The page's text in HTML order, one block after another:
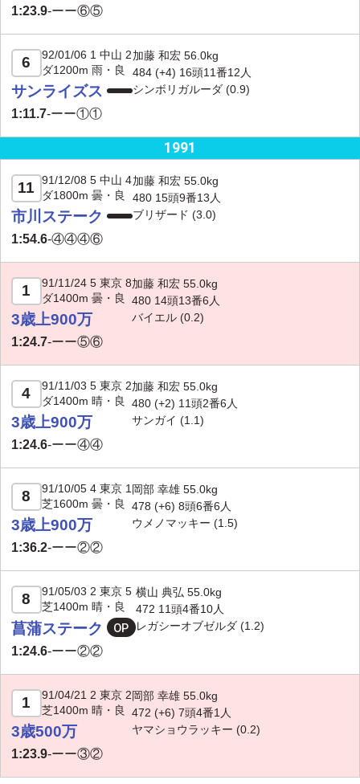
1:23.9-ーー⑥⑤
6
92/01/06 1 中山 2
ダ1200m 雨・良
サンライズス
1:11.7-ーー①①
加藤 和宏 56.0kg
484 (+4) 16頭11番12人
シンボリガルーダ(0.9)
1991
11
91/12/08 5 中山 4
ダ1800m 曇・良
市川ステーク
1:54.6-④④④⑥
加藤 和宏 55.0kg
480 15頭9番13人
ブリザード (3.0)
1
91/11/24 5 東京 8
ダ1400m 曇・良
3歳上900万
1:24.7-ーー⑤⑥
加藤 和宏 55.0kg
480 14頭13番6人
バイエル (0.2)
4
91/11/03 5 東京 2
ダ1400m 晴・良
3歳上900万
1:24.6-ーー④④
加藤 和宏 55.0kg
480 (+2) 11頭2番6人
サンガイ (1.1)
8
91/10/05 4 東京 1
芝1600m 曇・良
3歳上900万
1:36.2-ーー②②
岡部 幸雄 55.0kg
478 (+6) 8頭6番6人
ウメノマッキー (1.5)
8
91/05/03 2 東京 5
芝1400m 晴・良
菖蒲ステーク
1:24.6-ーー②②
横山 典弘 55.0kg
472 11頭4番10人
レガシーオブゼルダ (1.2)
1
91/04/21 2 東京 2
芝1400m 晴・良
3歳500万
1:23.9-ーー③②
岡部 幸雄 55.0kg
472 (+6) 7頭4番1人
ヤマショウラッキー (0.2)